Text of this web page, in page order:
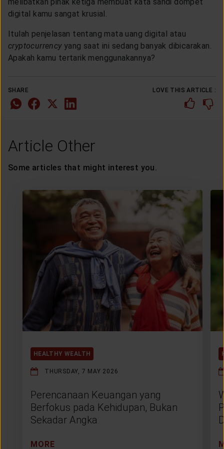
digital kamu sangat krusial.
Itulah penjelasan tentang mata uang digital atau
cryptocurrency yang saat ini sedang banyak dibicarakan.
Apakah kamu tertarik menggunakannya?
SHARE LOVE THIS ARTICLE :
Article Other
Some articles that might interest you.
HEALTHY WEALTH
THURSDAY, 7 MAY 2026
Perencanaan Keuangan yang
Berfokus pada Kehidupan, Bukan
Sekadar Angka
MORE